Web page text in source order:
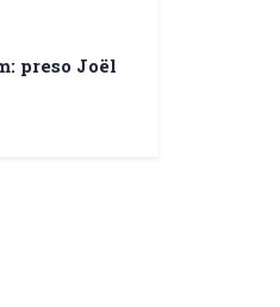
preso Joël